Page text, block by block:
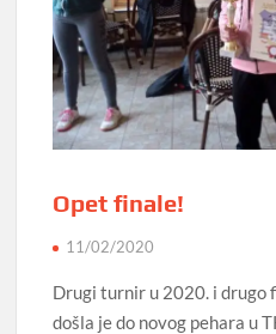
Opet finale!
11/02/2020
Drugi turnir u 2020. i drugo
došla je do novog pehara u